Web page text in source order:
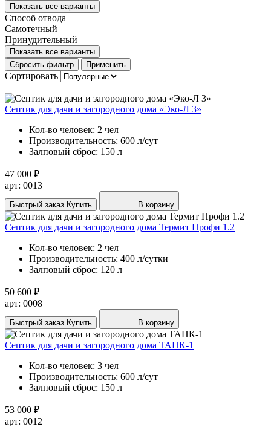
Показать все варианты
Способ отвода
Самотечный
Принудительный
Показать все варианты
Сбросить фильтр
Применить
Сортировать
Септик для дачи и загородного дома «Эко-Л 3»
Кол-во человек: 2 чел
Производительность: 600 л/сут
Залповый сброс: 150 л
47 000 ₽
арт: 0013
Быстрый заказ Купить В корзину
Септик для дачи и загородного дома Термит Профи 1.2
Кол-во человек: 2 чел
Производительность: 400 л/сутки
Залповый сброс: 120 л
50 600 ₽
арт: 0008
Быстрый заказ Купить В корзину
Септик для дачи и загородного дома ТАНК-1
Кол-во человек: 3 чел
Производительность: 600 л/сут
Залповый сброс: 150 л
53 000 ₽
арт: 0012